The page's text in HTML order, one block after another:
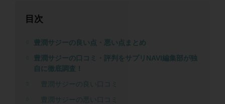
目次
豊潤サジーの良い点・悪い点まとめ
豊潤サジーの口コミ・評判をサプリNAVI編集部が独
自に徹底調査！
豊潤サジーの良い口コミ
豊潤サジーの悪い口コミ